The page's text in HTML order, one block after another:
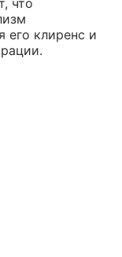
что
его клиренс и